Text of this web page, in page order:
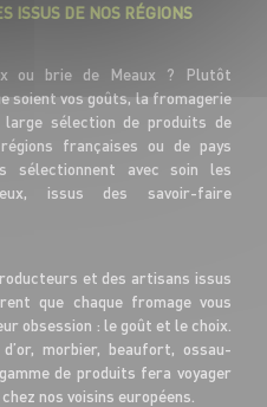
ISSUS DE NOS RÉGIONS
ou brie de Meaux ? Plutôt
soient vos goûts, la fromagerie
large sélection de produits de
françaises ou de pays
sélectionnent avec soin les
issus des savoir-faire
et des artisans issus
que chaque fromage vous
obsession : le goût et le choix.
morbier, beaufort, ossau-
de produits fera voyager
nos voisins européens.